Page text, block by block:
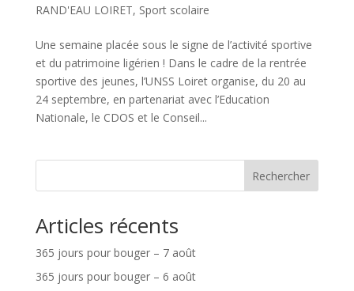
RAND'EAU LOIRET, Sport scolaire
Une semaine placée sous le signe de l’activité sportive
et du patrimoine ligérien ! Dans le cadre de la rentrée
sportive des jeunes, l’UNSS Loiret organise, du 20 au
24 septembre, en partenariat avec l’Education
Nationale, le CDOS et le Conseil...
Rechercher
Articles récents
365 jours pour bouger – 7 août
365 jours pour bouger – 6 août